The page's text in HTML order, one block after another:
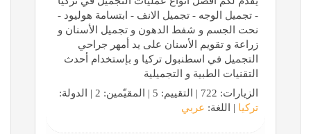
- تجميل الوجه - تجميل الانف - ابتسامة هوليود -
نحت الجسم و شفط الدهون و تجميل الأسنان و
زراعة و تقويم الأسنان على يد أمهر جراحي
التجميل في اسطنبول تركيا و بإستخدام أحدث
التقنيات الطبية و التجميلية
الزيارات: 722 | التقييم: 5 | المقيّمين: 2 | الدولة:
تركيا | اللغة: عربي